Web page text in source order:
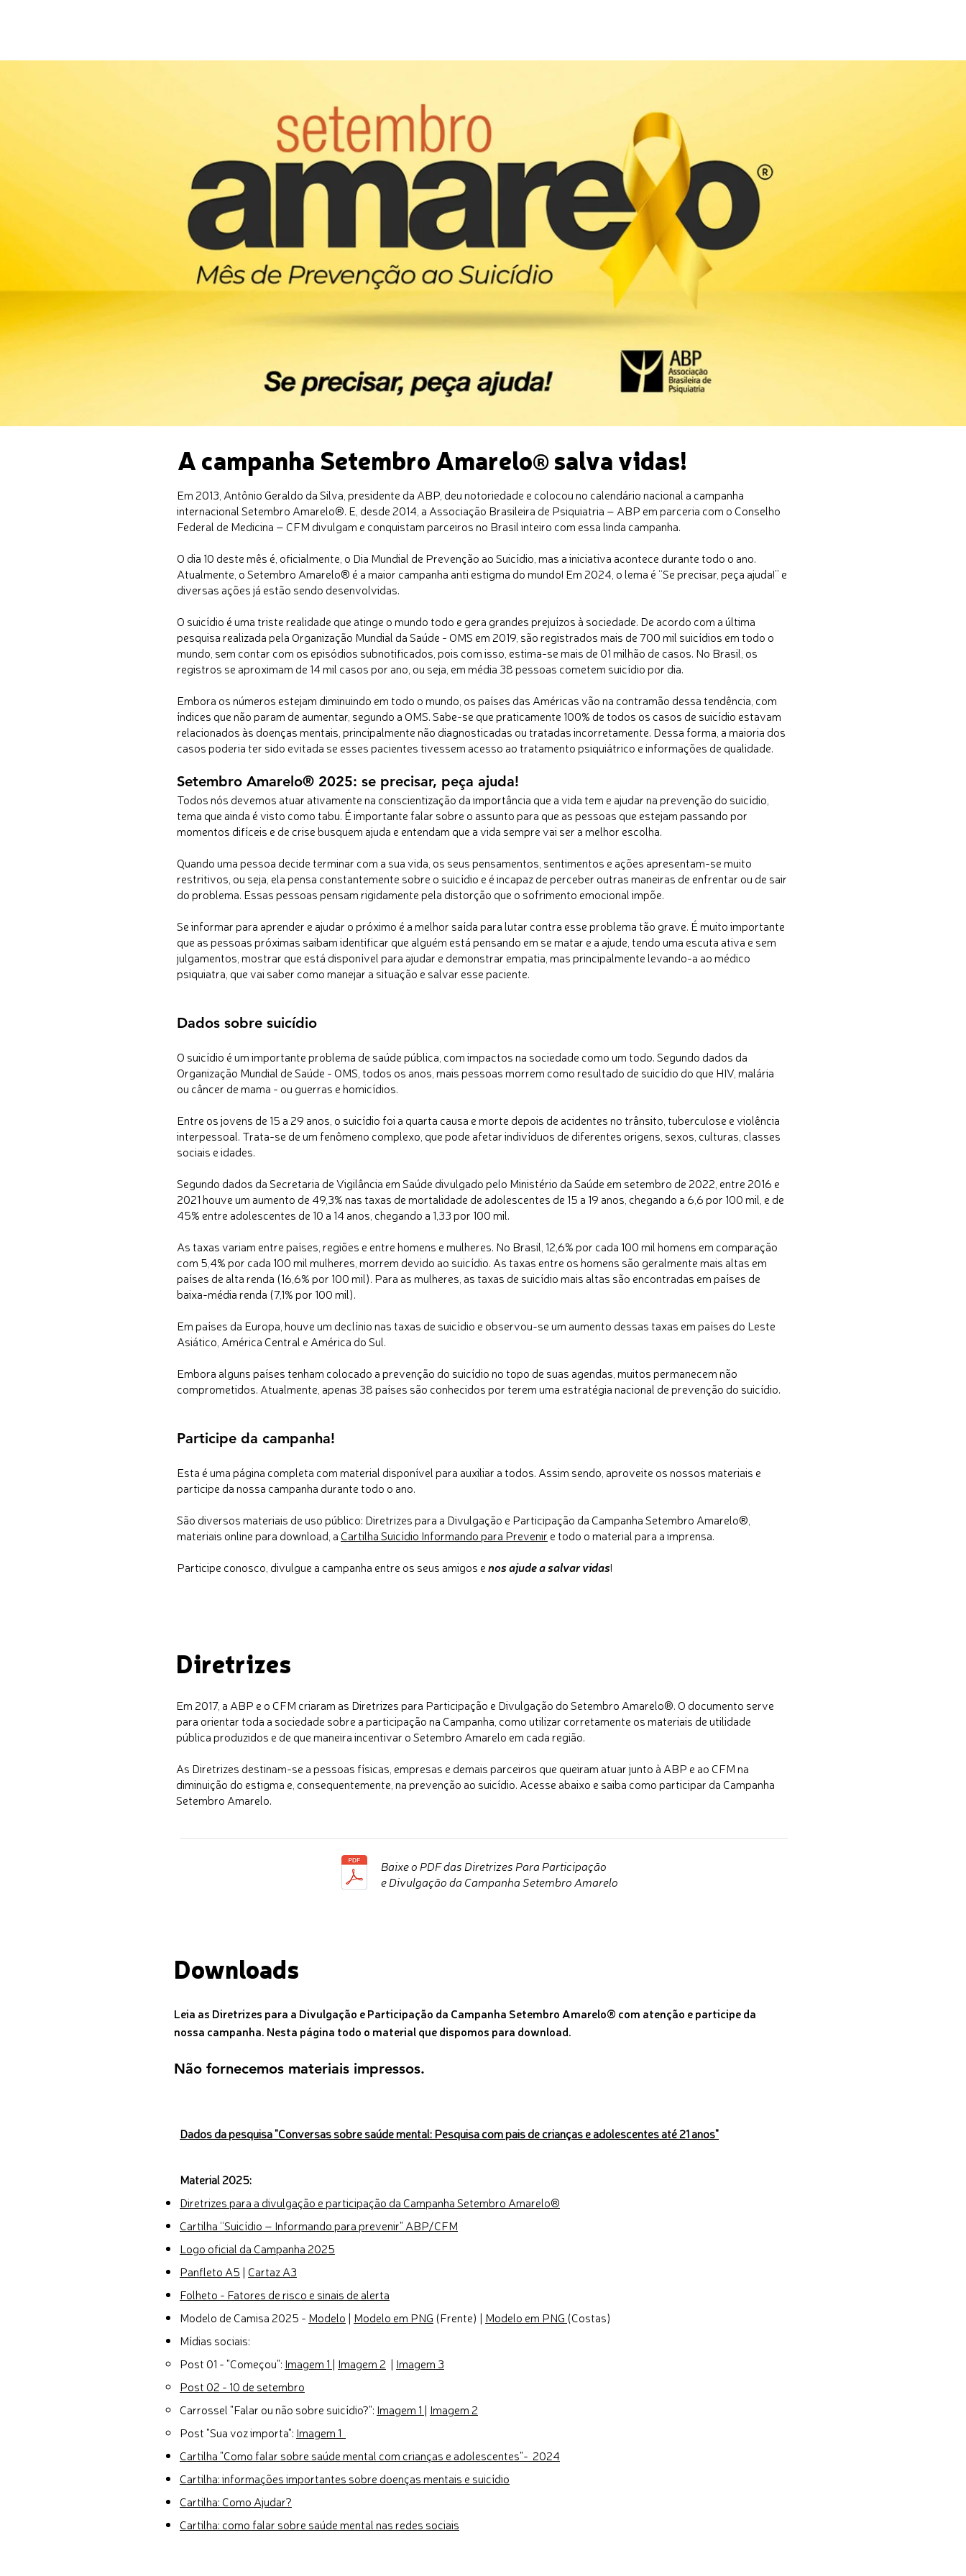
A campanha Setembro Amarelo®salva vidas!
Em 2013, Antônio Geraldo da Silva, presidente da ABP, deu notoriedade e colocou no calendário nacional a campanha
internacional Setembro Amarelo®. E, desde 2014, a Associação Brasileira de Psiquiatria – ABP em parceria com o Conselho
Federal de Medicina – CFM divulgam e conquistam parceiros no Brasil inteiro com essa linda campanha.
O dia 10 deste mês é, oficialmente, o Dia Mundial de Prevenção ao Suicídio, mas a iniciativa acontece durante todo o ano.
Atualmente, o Setembro Amarelo® é a maior campanha anti estigma do mundo! Em 2024, o lema é “Se precisar, peça ajuda!” e
diversas ações já estão sendo desenvolvidas.
O suicídio é uma triste realidade que atinge o mundo todo e gera grandes prejuízos à sociedade. De acordo com a última
pesquisa realizada pela Organização Mundial da Saúde - OMS em 2019, são registrados mais de 700 mil suicídios em todo o
mundo, sem contar com os episódios subnotificados, pois com isso, estima-se mais de 01 milhão de casos. No Brasil, os
registros se aproximam de 14 mil casos por ano, ou seja, em média 38 pessoas cometem suicídio por dia.
Embora os números estejam diminuindo em todo o mundo, os países das Américas vão na contramão dessa tendência, com
índices que não param de aumentar, segundo a OMS. Sabe-se que praticamente 100% de todos os casos de suicídio estavam
relacionados às doenças mentais, principalmente não diagnosticadas ou tratadas incorretamente. Dessa forma, a maioria dos
casos poderia ter sido evitada se esses pacientes tivessem acesso ao tratamento psiquiátrico e informações de qualidade.
Setembro Amarelo® 2025: se precisar, peça ajuda!
Todos nós devemos atuar ativamente na conscientização da importância que a vida tem e ajudar na prevenção do suicídio,
tema que ainda é visto como tabu. É importante falar sobre o assunto para que as pessoas que estejam passando por
momentos difíceis e de crise busquem ajuda e entendam que a vida sempre vai ser a melhor escolha.
Quando uma pessoa decide terminar com a sua vida, os seus pensamentos, sentimentos e ações apresentam-se muito
restritivos, ou seja, ela pensa constantemente sobre o suicídio e é incapaz de perceber outras maneiras de enfrentar ou de sair
do problema. Essas pessoas pensam rigidamente pela distorção que o sofrimento emocional impõe.
Se informar para aprender e ajudar o próximo é a melhor saída para lutar contra esse problema tão grave. É muito importante
que as pessoas próximas saibam identificar que alguém está pensando em se matar e a ajude, tendo uma escuta ativa e sem
julgamentos, mostrar que está disponível para ajudar e demonstrar empatia, mas principalmente levando-a ao médico
psiquiatra, que vai saber como manejar a situação e salvar esse paciente.
Dados sobre suicídio
O suicídio é um importante problema de saúde pública, com impactos na sociedade como um todo. Segundo dados da
Organização Mundial de Saúde - OMS, todos os anos, mais pessoas morrem como resultado de suicídio do que HIV, malária
ou câncer de mama - ou guerras e homicídios.
Entre os jovens de 15 a 29 anos, o suicídio foi a quarta causa e morte depois de acidentes no trânsito, tuberculose e violência
interpessoal. Trata-se de um fenômeno complexo, que pode afetar indivíduos de diferentes origens, sexos, culturas, classes
sociais e idades.
Segundo dados da Secretaria de Vigilância em Saúde divulgado pelo Ministério da Saúde em setembro de 2022, entre 2016 e
2021 houve um aumento de 49,3% nas taxas de mortalidade de adolescentes de 15 a 19 anos, chegando a 6,6 por 100 mil, e de
45% entre adolescentes de 10 a 14 anos, chegando a 1,33 por 100 mil.
As taxas variam entre países, regiões e entre homens e mulheres. No Brasil, 12,6% por cada 100 mil homens em comparação
com 5,4% por cada 100 mil mulheres, morrem devido ao suicídio. As taxas entre os homens são geralmente mais altas em
países de alta renda (16,6% por 100 mil). Para as mulheres, as taxas de suicídio mais altas são encontradas em países de
baixa-média renda (7,1% por 100 mil).
Em países da Europa, houve um declínio nas taxas de suicídio e observou-se um aumento dessas taxas em países do Leste
Asiático, América Central e América do Sul.
Embora alguns países tenham colocado a prevenção do suicídio no topo de suas agendas, muitos permanecem não
comprometidos. Atualmente, apenas 38 países são conhecidos por terem uma estratégia nacional de prevenção do suicídio.
Participe da campanha!
Esta é uma página completa com material disponível para auxiliar a todos. Assim sendo, aproveite os nossos materiais e
participe da nossa campanha durante todo o ano.
São diversos materiais de uso público: Diretrizes para a Divulgação e Participação da Campanha Setembro Amarelo®,
materiais online para download, aCartilha Suicídio Informando para Prevenir e todo o material para a imprensa.
Participe conosco, divulgue a campanha entre os seus amigos enos ajude a salvar vidas!
Diretrizes
Em 2017, a ABP e o CFM criaram as Diretrizes para Participação e Divulgação do Setembro Amarelo®. O documento serve
para orientar toda a sociedade sobre a participação na Campanha, como utilizar corretamente os materiais de utilidade
pública produzidos e de que maneira incentivar o Setembro Amarelo em cada região.
As Diretrizes destinam-se a pessoas físicas, empresas e demais parceiros que queiram atuar junto à ABP e ao CFM na
diminuição do estigma e, consequentemente, na prevenção ao suicídio. Acesse abaixo e saiba como participar da Campanha
Setembro Amarelo.
Baixe o PDF das Diretrizes Para Participação
e Divulgação da Campanha Setembro Amarelo
Downloads
Leia as Diretrizes para a Divulgação e Participação da Campanha Setembro Amarelo® com atenção e participe da
nossa campanha. Nesta página todo o material que dispomos para download.
Não fornecemos materiais impressos.
Dados da pesquisa "Conversas sobre saúde mental: Pesquisa com pais de crianças e adolescentes até 21 anos"
Material 2025:
Diretrizes para a divulgação e participação da Campanha Setembro Amarelo®
Cartilha “Suicídio – Informando para prevenir" ABP/CFM
Logo oficial da Campanha 2025
Panfleto A5 | Cartaz A3
Folheto - Fatores de risco e sinais de alerta
Modelo de Camisa 2025 - Modelo | Modelo em PNG (Frente) | Modelo em PNG (Costas)
Mídias sociais:
Post 01 - "Começou": Imagem 1 | Imagem 2 | Imagem 3
Post 02 - 10 de setembro
Carrossel "Falar ou não sobre suicídio?": Imagem 1 | Imagem 2
Post "Sua voz importa": Imagem 1
Cartilha "Como falar sobre saúde mental com crianças e adolescentes"- 2024
Cartilha: informações importantes sobre doenças mentais e suicídio
Cartilha: Como Ajudar?
Cartilha: como falar sobre saúde mental nas redes sociais